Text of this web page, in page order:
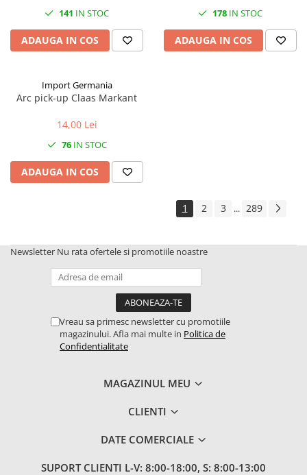
141 IN STOC
ADAUGA IN COS
178 IN STOC
ADAUGA IN COS
Import Germania
Arc pick-up Claas Markant
14,00 Lei
76IN STOC
ADAUGA IN COS
1 2 3 ... 289
Newsletter Nu rata ofertele si promotiile noastre
Vreau sa primesc newsletter cu promotiile
magazinului. Afla mai multe in Politica de
Confidentialitate
MAGAZINUL MEU
CLIENTI
DATE COMERCIALE
SUPORT CLIENTI L-V: 8:00-18:00, S: 8:00-13:00